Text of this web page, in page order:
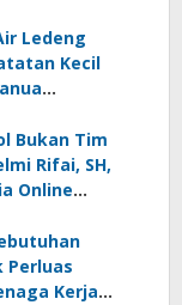
Ledeng
Kecil
: Helmi
Bukan Tim
Rifai, SH,
Online
Perluas
Kerja